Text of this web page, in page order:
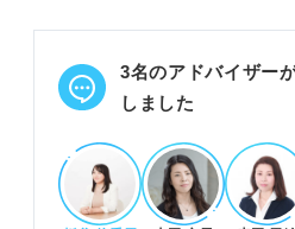
基本情報は誤りがないか念
POINT：美容師でも履歴書
採用担当者を惹きつける志
3名のアドバイザー
しました